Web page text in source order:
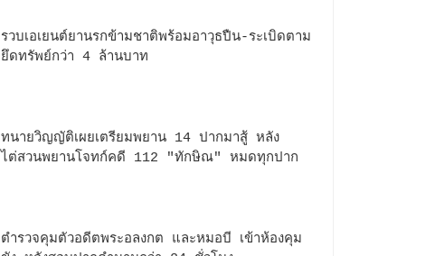
รวบเอเยนต์ยานรกข้ามชาติพร้อมอาวุธปืน-ระเบิดตาม
ยึดทรัพย์กว่า 4 ล้านบาท
ทนายวิญญัติเผยเตรียมพยาน 14 ปากมาสู้ หลัง
ไต่สวนพยานโจทก์คดี 112 "ทักษิณ" หมดทุกปาก
ตำรวจคุมตัวอดีตพระอลงกต และหมอบี เข้าห้องคุม